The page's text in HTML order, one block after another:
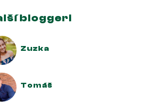
bloggeri
Zuzka
Tomáš